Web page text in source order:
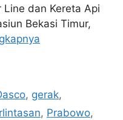
Line dan Kereta Api
Bekasi Timur,
, gerak,
, Prabowo,